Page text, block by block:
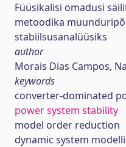
Füüsikalisi omadusi
metoodika
stabiilsusanalüüsiks
author
Morais Dias Campos,
keywords
converter-dominated
power system stability
model order reduction
dynamic system